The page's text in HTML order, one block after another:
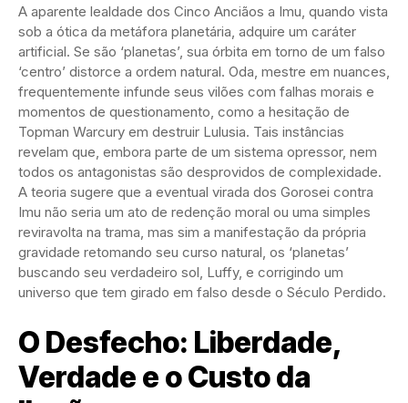
A aparente lealdade dos Cinco Anciãos a Imu, quando vista
sob a ótica da metáfora planetária, adquire um caráter
artificial. Se são ‘planetas’, sua órbita em torno de um falso
‘centro’ distorce a ordem natural. Oda, mestre em nuances,
frequentemente infunde seus vilões com falhas morais e
momentos de questionamento, como a hesitação de
Topman Warcury em destruir Lulusia. Tais instâncias
revelam que, embora parte de um sistema opressor, nem
todos os antagonistas são desprovidos de complexidade.
A teoria sugere que a eventual virada dos Gorosei contra
Imu não seria um ato de redenção moral ou uma simples
reviravolta na trama, mas sim a manifestação da própria
gravidade retomando seu curso natural, os ‘planetas’
buscando seu verdadeiro sol, Luffy, e corrigindo um
universo que tem girado em falso desde o Século Perdido.
O Desfecho: Liberdade,
Verdade e o Custo da